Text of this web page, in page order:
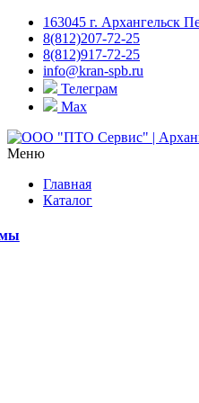
163045 г. Архангельск
8(812)207-72-25
8(812)917-72-25
info@kran-spb.ru
Телеграм
Max
Меню
Главная
Каталог